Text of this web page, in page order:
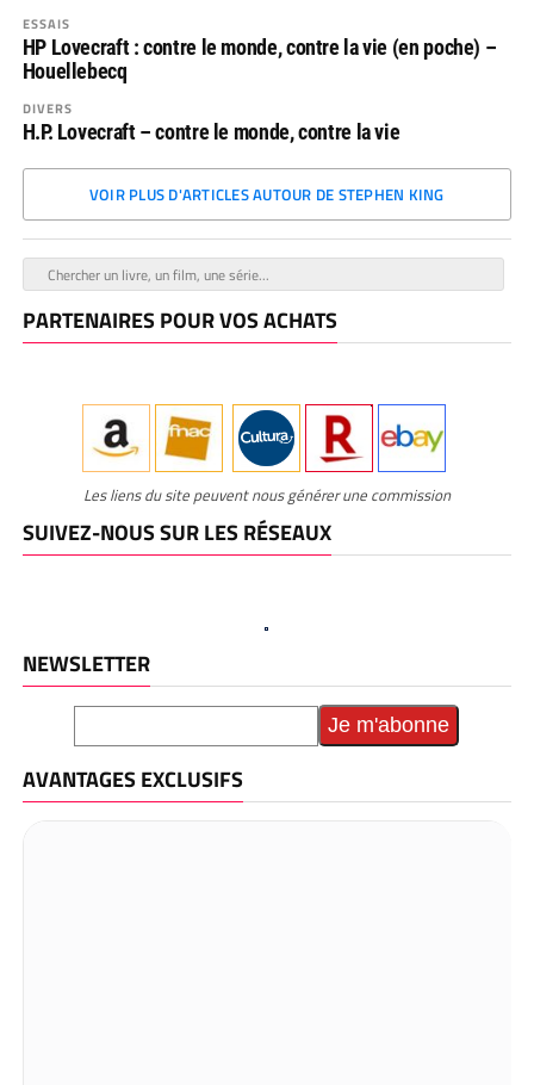
ESSAIS
HP Lovecraft : contre le monde, contre la vie (en poche) –
Houellebecq
DIVERS
H.P. Lovecraft – contre le monde, contre la vie
VOIR PLUS D'ARTICLES AUTOUR DE STEPHEN KING
PARTENAIRES POUR VOS ACHATS
Les liens du site peuvent nous générer une commission
SUIVEZ-NOUS SUR LES RÉSEAUX
NEWSLETTER
AVANTAGES EXCLUSIFS